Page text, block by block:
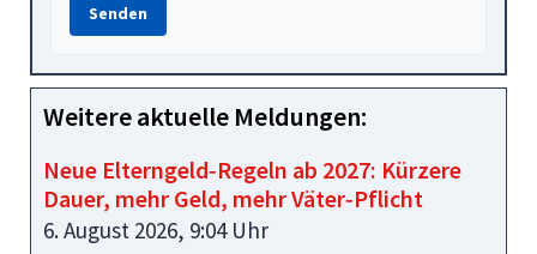
Senden
Weitere aktuelle Meldungen:
Neue Elterngeld‑Regeln ab 2027: Kürzere
Dauer, mehr Geld, mehr Väter‑Pflicht
6. August 2026, 9:04 Uhr